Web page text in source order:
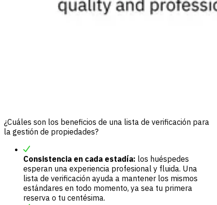
¿Cuáles son los beneficios de una lista de verificación para
la gestión de propiedades?
Consistencia en cada estadía: los huéspedes
esperan una experiencia profesional y fluida. Una
lista de verificación ayuda a mantener los mismos
estándares en todo momento, ya sea tu primera
reserva o tu centésima.